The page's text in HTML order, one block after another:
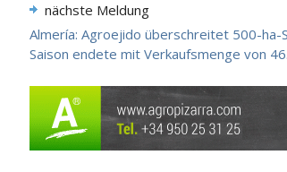
nächste Meldung
Almería: Agroejido überschreitet 500-ha-
Saison endete mit Verkaufsmenge von